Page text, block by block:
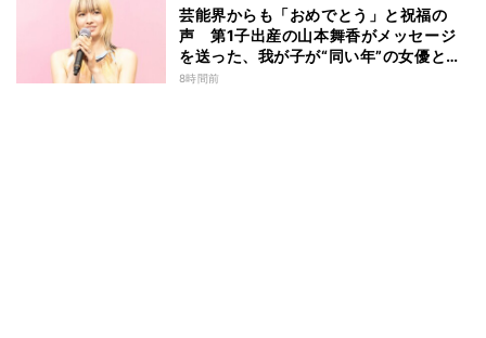
芸能界からも「おめでとう」と祝福の
声 第1子出産の山本舞香がメッセージ
を送った、我が子が“同い年”の女優と
は 今月1日には2年在籍した所属事務所
8時間前